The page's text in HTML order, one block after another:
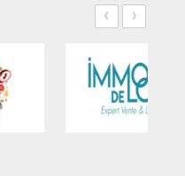
‹ ›